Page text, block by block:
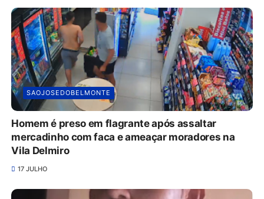
SAOJOSEDOBELMONTE
Homem é preso em flagrante após assaltar
mercadinho com faca e ameaçar moradores na
Vila Delmiro
17 JULHO